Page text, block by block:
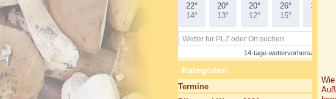
Kategorien
Termine